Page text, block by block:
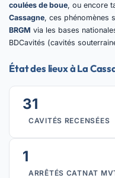
coulées de boue, ou encore
Cassagne, ces phénomènes
BRGM via les bases
BDCavités (cavités
État des lieux à La
31
CAVITÉS RECENSÉES
1
ARRÊTÉS CATNAT